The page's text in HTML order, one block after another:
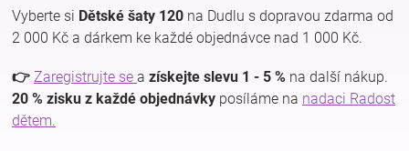
Pokojíček
a
kojenecká
Vyberte si Dětské šaty 120 na Dudlu s dopravou zdarma od
2 000 Kč a dárkem ke každé objednávce nad 1 000 Kč.
👉 Zaregistrujte se a získejte slevu 1 - 5 % na další nákup.
20 % zisku z každé objednávky posíláme na nadaci Radost
dětem.